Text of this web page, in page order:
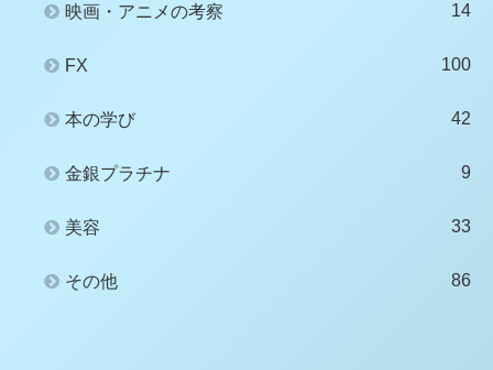
映画・アニメの考察 14
FX 100
本の学び 42
金銀プラチナ 9
美容 33
その他 86